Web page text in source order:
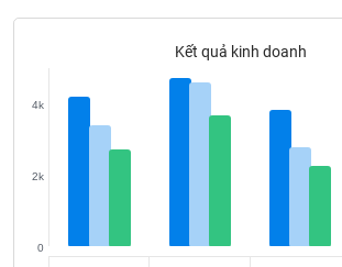
Kết quả kinh doanh
0
2k
4k
Người nội bộ Người liên quan
Tin
của